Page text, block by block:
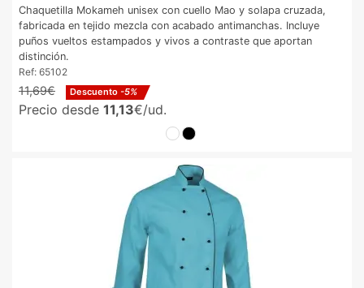
Chaquetilla Mokameh unisex con cuello Mao y solapa cruzada,
fabricada en tejido mezcla con acabado antimanchas. Incluye
puños vueltos estampados y vivos a contraste que aportan
distinción.
Ref: 65102
11,69€ Descuento -5%
Precio desde 11,13€/ud.